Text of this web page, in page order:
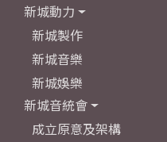
新城動力
新城製作
新城音樂
新城娛樂
新城音統會
成立原意及架構